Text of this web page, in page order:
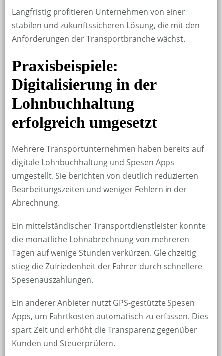
Langfristig profitieren Unternehmen von einer
stabilen und zukunftssicheren Lösung, die mit den
Anforderungen der Transportbranche wächst.
Praxisbeispiele:
Digitalisierung in der
Lohnbuchhaltung
erfolgreich umgesetzt
Mehrere Transportunternehmen haben bereits auf
digitale Lohnbuchhaltung und Spesen Apps
umgestellt. Sie berichten von deutlich reduzierten
Bearbeitungszeiten und weniger Fehlern in der
Abrechnung.
Ein mittelständischer Transportdienstleister konnte
die monatliche Lohnabrechnung von mehreren
Tagen auf wenige Stunden verkürzen. Gleichzeitig
stieg die Zufriedenheit der Fahrer durch schnellere
Spesenauszahlungen.
Ein anderer Anbieter nutzt GPS-gestützte Spesen
Apps, um Fahrtkosten automatisch zu erfassen. Dies
spart Zeit und erhöht die Transparenz gegenüber
Kunden und Steuerprüfern.